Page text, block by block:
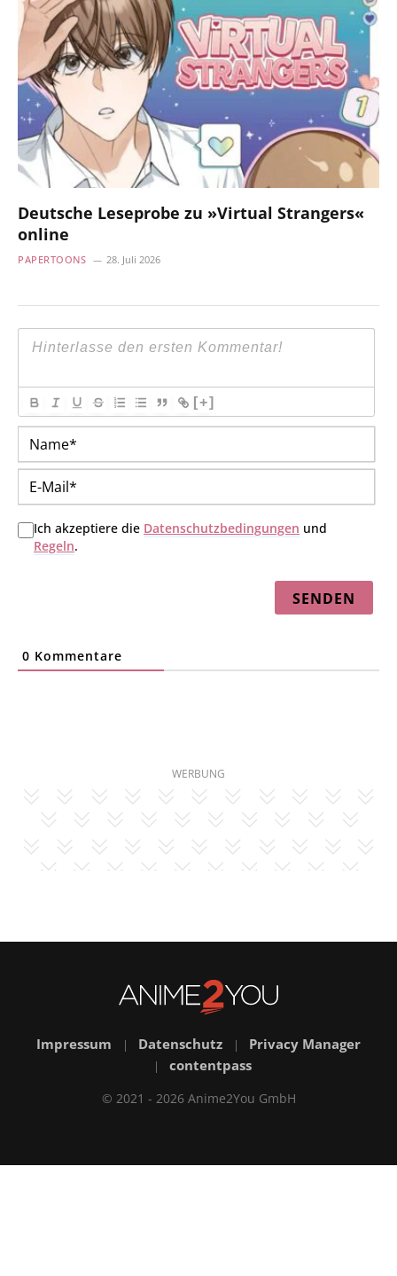
Deutsche Leseprobe zu »Virtual Strangers«
online
PAPERTOONS 28. Juli 2026
[+]
Ich akzeptiere die Datenschutzbedingungen und
Regeln.
0 Kommentare
WERBUNG
Impressum | Datenschutz | Privacy Manager
| contentpass
© 2021 - 2026 Anime2You GmbH